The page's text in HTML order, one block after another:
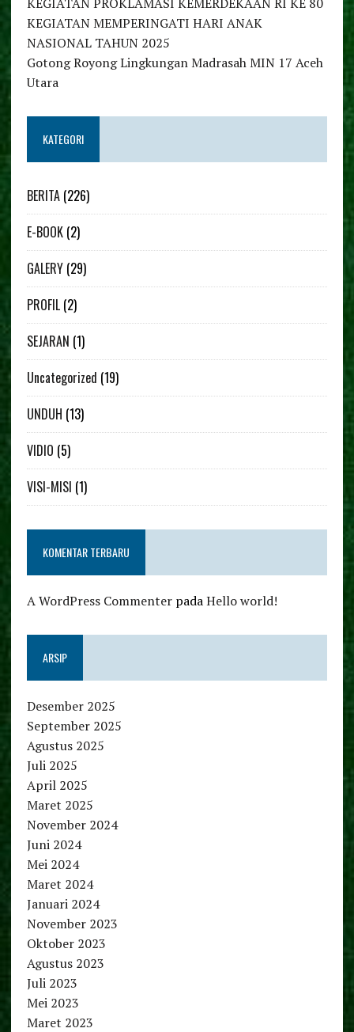
KEGIATAN MEMPERINGATI HARI ANAK
NASIONAL TAHUN 2025
Gotong Royong Lingkungan Madrasah MIN 17 Aceh
Utara
KATEGORI
BERITA(226)
E-BOOK(2)
GALERY(29)
PROFIL(2)
SEJARAN (1)
Uncategorized (19)
UNDUH (13)
VIDIO (5)
VISI-MISI (1)
KOMENTAR TERBARU
A WordPress CommenterpadaHello world!
ARSIP
Desember 2025
September 2025
Agustus 2025
Juli 2025
April 2025
Maret 2025
November 2024
Juni 2024
Mei 2024
Maret 2024
Januari 2024
November 2023
Oktober 2023
Agustus 2023
Juli 2023
Mei 2023
Maret 2023